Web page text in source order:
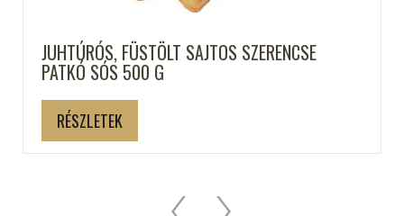
JUHTÚRÓS, FÜSTÖLT SAJTOS SZERENCSE
PATKÓ SÓS 500 G
RÉSZLETEK